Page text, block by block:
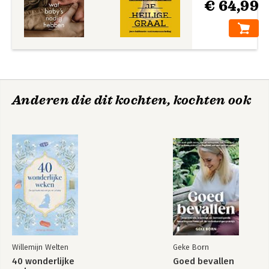
€ 64,99
Anderen die dit kochten, kochten ook
Willemijn Welten
40 wonderlijke
Geke Born
Goed bevallen